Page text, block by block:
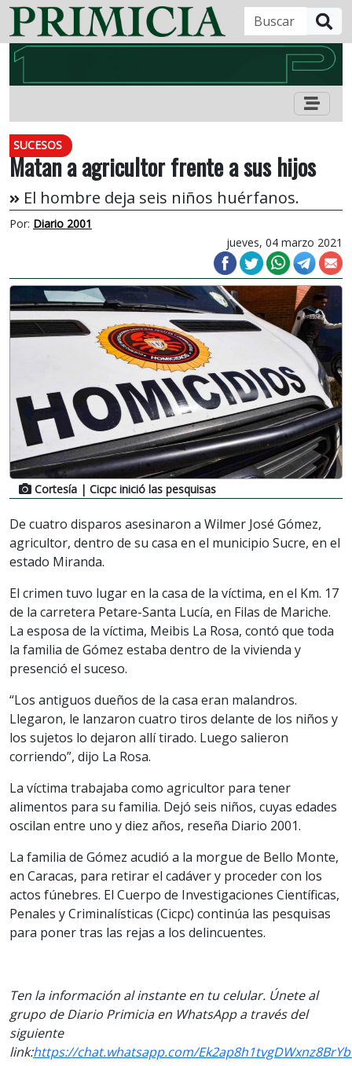
SUCESOS
Matan a agricultor frente a sus hijos
El hombre deja seis niños huérfanos.
Por: Diario 2001
jueves, 04 marzo 2021
Cortesía | Cicpc inició las pesquisas
De cuatro disparos asesinaron a Wilmer José Gómez,
agricultor, dentro de su casa en el municipio Sucre, en el
estado Miranda.
El crimen tuvo lugar en la casa de la víctima, en el Km. 17
de la carretera Petare-Santa Lucía, en Filas de Mariche.
La esposa de la víctima, Meibis La Rosa, contó que toda
la familia de Gómez estaba dentro de la vivienda y
presenció el suceso.
“Los antiguos dueños de la casa eran malandros.
Llegaron, le lanzaron cuatro tiros delante de los niños y
los sujetos lo dejaron allí tirado. Luego salieron
corriendo”, dijo La Rosa.
La víctima trabajaba como agricultor para tener
alimentos para su familia. Dejó seis niños, cuyas edades
oscilan entre uno y diez años, reseña Diario 2001.
La familia de Gómez acudió a la morgue de Bello Monte,
en Caracas, para retirar el cadáver y proceder con los
actos fúnebres. El Cuerpo de Investigaciones Científicas,
Penales y Criminalísticas (Cicpc) continúa las pesquisas
para poner tras las rejas a los delincuentes.
Ten la información al instante en tu celular. Únete al
grupo de Diario Primicia en WhatsApp a través del
siguiente
link:https://chat.whatsapp.com/